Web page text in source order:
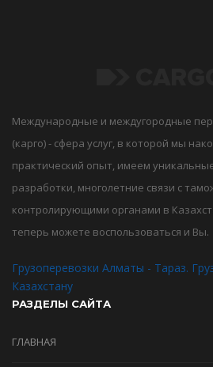
Международные и междугородные
(карго) - сфера услуг, в которой мы
практический опыт, имеем
разработки, многолетние связи с
контролирующими органами в
теперь можете воспользоваться и Вы.
Грузоперевозки Алматы - Тараз.
Казахстану
РАЗДЕЛЫ САЙТА
ГЛАВНАЯ